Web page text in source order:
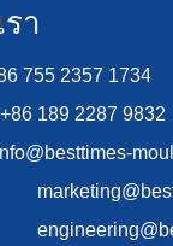
า
755 2357 1734
189 2287 9832